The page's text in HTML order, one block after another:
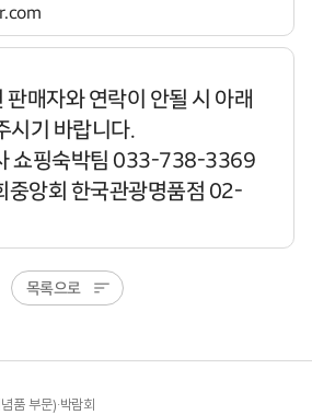
매자와 연락이 안될 시 아래
시기 바랍니다.
쇼핑숙박팀 033-738-3369
중앙회 한국관광명품점 02-
목록으로
품 부문)·박람회